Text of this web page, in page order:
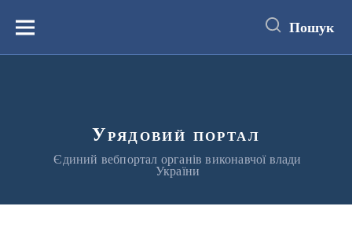
вмістуМеню Пошук
Урядовий портал
Єдиний вебпортал органів виконавчої влади
України